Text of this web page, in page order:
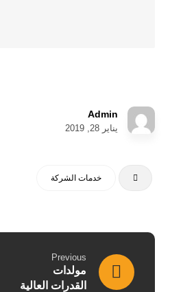
Admin
يناير 28, 2019
خدمات الشركة
Previous
مولدات
القدرات العالية